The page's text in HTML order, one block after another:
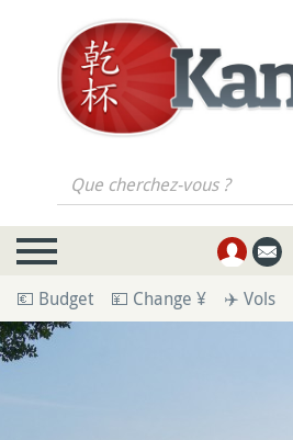
Que cherchez-vous ?
💶 Budget 💴 Change ¥ ✈️ Vols